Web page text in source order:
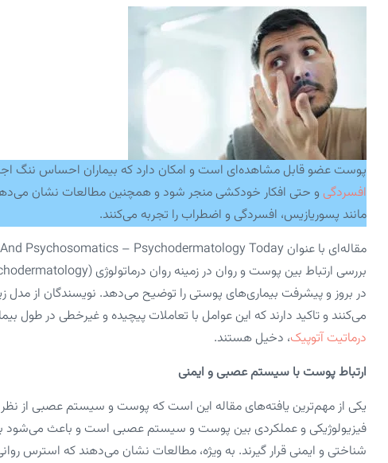
پوست عضو قابل مشاهده‌ای است و امکان دارد که بیماران احساس ننگ
افسردگی و حتی افکار خودکشی منجر شود و همچنین مطالعات نشان
مانند پسوریازیس، افسردگی و اضطراب را تجربه می‌کنند.
در بروز و پیشرفت بیماری‌های پوستی را توضیح می‌دهد. نویسندگان از مدل
می‌کنند و تاکید دارند که این عوامل با تعاملات پیچیده و غیرخطی در طول
درماتیت آتوپیک، دخیل هستند.
ارتباط پوست با سیستم عصبی و ایمنی
یکی از مهم‌ترین یافته‌های مقاله این است که پوست و سیستم عصبی از
فیزیولوژیکی و عملکردی بین پوست و سیستم عصبی است و باعث می‌شود
شناختی و ایمنی قرار گیرند. به‌ ویژه، مطالعات نشان می‌دهند که استرس